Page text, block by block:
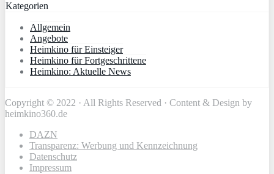
Kategorien
Allgemein
Angebote
Heimkino für Einsteiger
Heimkino für Fortgeschrittene
Heimkino: Aktuelle News
Copyright © 2022 · All Rights Reserved · Content & Design by
heimkino360.de
DAZN
Transparenz: Werbung und Kennzeichnung
Datenschutz
Impressum